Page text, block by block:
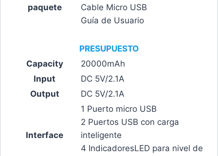
paquete
Cable Micro USB
Guía de Usuario
PRESUPUESTO
Capacity
20000mAh
Input
DC 5V/2.1A
Output
DC 5V/2.1A
Interface
1 Puerto micro USB
2 Puertos USB con carga
inteligente
4 IndicadoresLED para nivel de